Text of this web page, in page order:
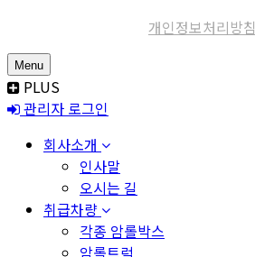
개인정보처리방침
Menu
PLUS
관리자 로그인
회사소개
인사말
오시는 길
취급차량
각종 암롤박스